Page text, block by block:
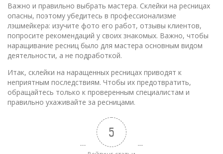
Важно и правильно выбрать мастера. Склейки на ресницах
опасны, поэтому убедитесь в профессионализме
лэшмейкера: изучите фото его работ, отзывы клиентов,
попросите рекомендаций у своих знакомых. Важно, чтобы
наращивание ресниц было для мастера основным видом
деятельности, а не подработкой.
Итак, склейки на наращенных ресницах приводят к
неприятным последствиям. Чтобы их предотвратить,
обращайтесь только к проверенным специалистам и
правильно ухаживайте за ресницами.
5